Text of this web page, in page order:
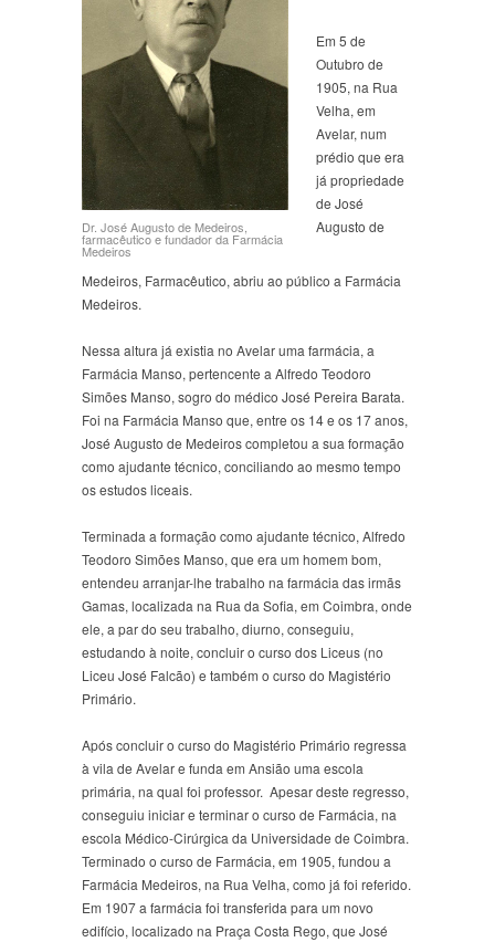
Dr. José Augusto de Medeiros,
farmacêutico e fundador da Farmácia
Medeiros
Em 5 de
Outubro de
1905, na Rua
Velha, em
Avelar, num
prédio que era
já propriedade
de José
Augusto de
Medeiros, Farmacêutico, abriu ao público a Farmácia
Medeiros.
Nessa altura já existia no Avelar uma farmácia, a
Farmácia Manso, pertencente a Alfredo Teodoro
Simões Manso, sogro do médico José Pereira Barata.
Foi na Farmácia Manso que, entre os 14 e os 17 anos,
José Augusto de Medeiros completou a sua formação
como ajudante técnico, conciliando ao mesmo tempo
os estudos liceais.
Terminada a formação como ajudante técnico, Alfredo
Teodoro Simões Manso, que era um homem bom,
entendeu arranjar-lhe trabalho na farmácia das irmãs
Gamas, localizada na Rua da Sofia, em Coimbra, onde
ele, a par do seu trabalho, diurno, conseguiu,
estudando à noite, concluir o curso dos Liceus (no
Liceu José Falcão) e também o curso do Magistério
Primário.
Após concluir o curso do Magistério Primário regressa
à vila de Avelar e funda em Ansião uma escola
primária, na qual foi professor. Apesar deste regresso,
conseguiu iniciar e terminar o curso de Farmácia, na
escola Médico-Cirúrgica da Universidade de Coimbra.
Terminado o curso de Farmácia, em 1905, fundou a
Farmácia Medeiros, na Rua Velha, como já foi referido.
Em 1907 a farmácia foi transferida para um novo
edifício, localizado na Praça Costa Rego, que José